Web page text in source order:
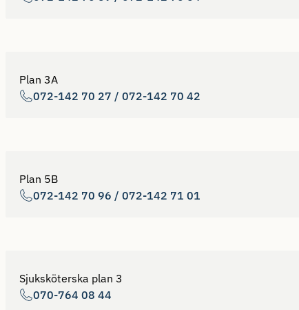
Plan 3A
072-142 70 27 / 072-142 70 42
Plan 5B
072-142 70 96 / 072-142 71 01
Sjuksköterska plan 3
070-764 08 44